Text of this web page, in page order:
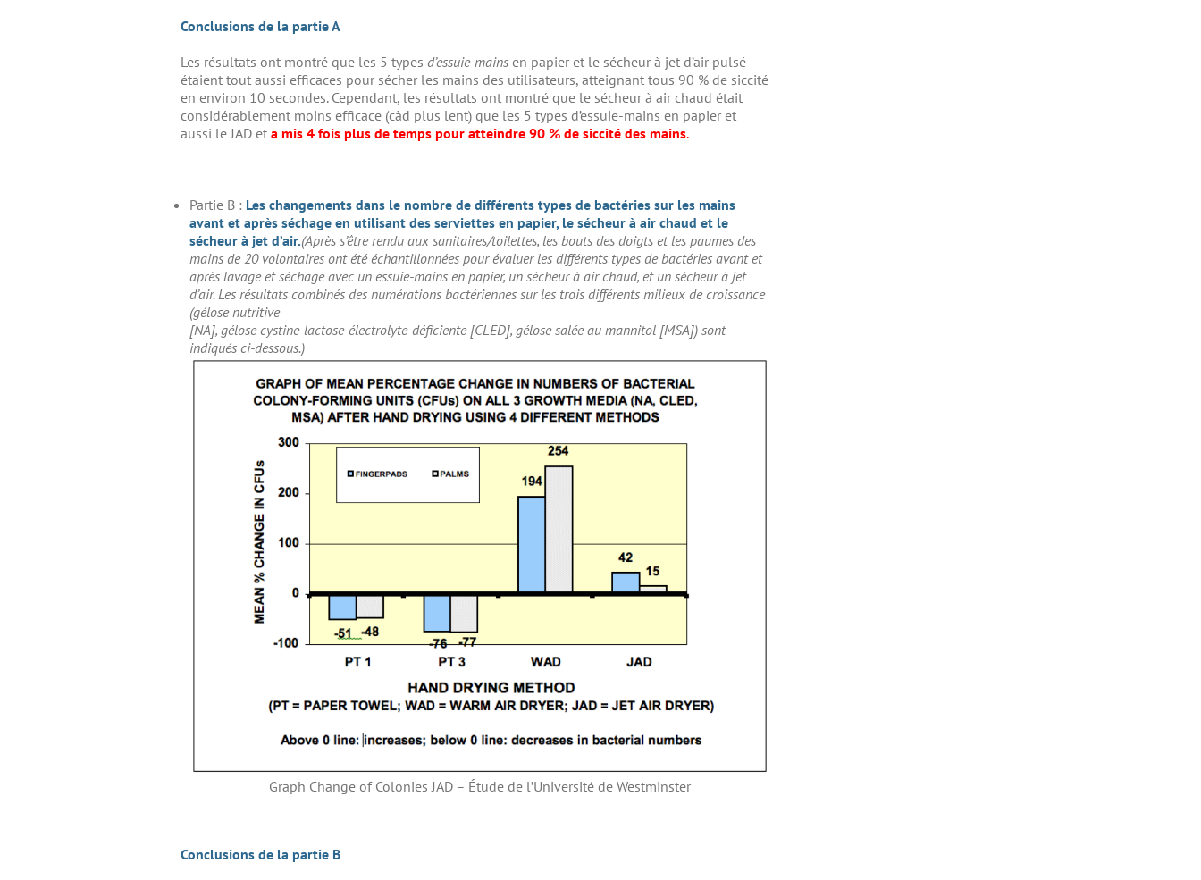
Conclusions de la partie A
Les résultats ont montré que les 5 types d’essuie-mains en papier et le sécheur à jet d’air pulsé
étaient tout aussi efficaces pour sécher les mains des utilisateurs, atteignant tous 90 % de siccité
en environ 10 secondes. Cependant, les résultats ont montré que le sécheur à air chaud était
considérablement moins efficace (càd plus lent) que les 5 types d’essuie-mains en papier et
aussi le JAD et a mis 4 fois plus de temps pour atteindre 90 % de siccité des mains.
Partie B : Les changements dans le nombre de différents types de bactéries sur les mains
avant et après séchage en utilisant des serviettes en papier, le sécheur à air chaud et le
sécheur à jet d’air.(Après s’être rendu aux sanitaires/toilettes, les bouts des doigts et les paumes des
mains de 20 volontaires ont été échantillonnées pour évaluer les différents types de bactéries avant et
après lavage et séchage avec un essuie-mains en papier, un sécheur à air chaud, et un sécheur à jet
d’air. Les résultats combinés des numérations bactériennes sur les trois différents milieux de croissance
(gélose nutritive
[NA], gélose cystine-lactose-électrolyte-déficiente [CLED], gélose salée au mannitol [MSA]) sont
indiqués ci-dessous.)
Graph Change of Colonies JAD – Étude de l’Université de Westminster
Conclusions de la partie B